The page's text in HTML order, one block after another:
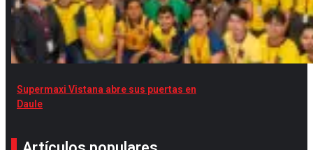
Supermaxi Vistana abre sus puertas en
Daule